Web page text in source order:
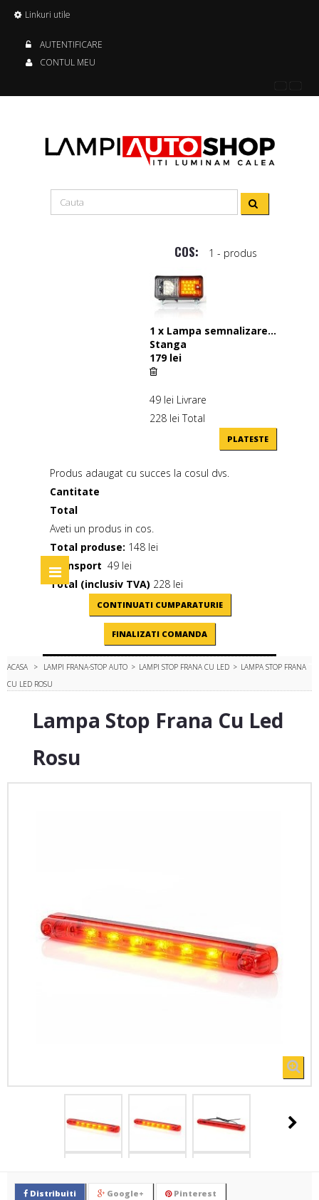
Linkuri utile
AUTENTIFICARE
CONTUL MEU
COS: 1 - produs
1 x Lampa semnalizare...
Stanga
179 lei
49 lei Livrare
228 lei Total
PLATESTE
Produs adaugat cu succes la cosul dvs.
Cantitate
Total
Aveti un produs in cos.
Total produse: 148 lei
Transport 49 lei
Total (inclusiv TVA) 228 lei
CONTINUATI CUMPARATURIE
FINALIZATI COMANDA
Toggle
navigation
ACASA > LAMPI FRANA-STOP AUTO > LAMPI STOP FRANA CU LED > LAMPA STOP FRANA
CU LED ROSU
Lampa Stop Frana Cu Led
Rosu
Distribuiti Google+ Pinterest